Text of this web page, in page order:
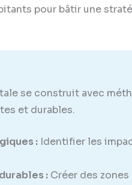
pour bâtir une
se construit avec
et durables.
: Identifier les
: Créer des